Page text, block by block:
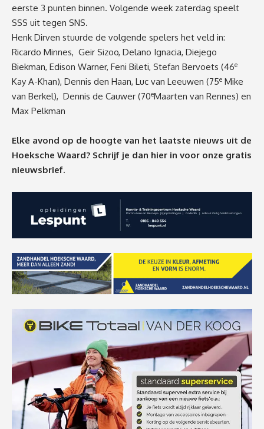
eerste 3 punten binnen. Volgende week zaterdag speelt
SSS uit tegen SNS.
Henk Dirven stuurde de volgende spelers het veld in:
Ricardo Minnes, Geir Sizoo, Delano Ignacia, Diejego
Biekman, Edison Warner, Feni Bileti, Stefan Bervoets (46e
Kay A-Khan), Dennis den Haan, Luc van Leeuwen (75e Mike
van Berkel), Dennis de Cauwer (70eMaarten van Rennes) en
Max Pelkman
Elke avond op de hoogte van het laatste nieuws uit de
Hoeksche Waard? Schrijf je dan hier in voor onze gratis
nieuwsbrief.